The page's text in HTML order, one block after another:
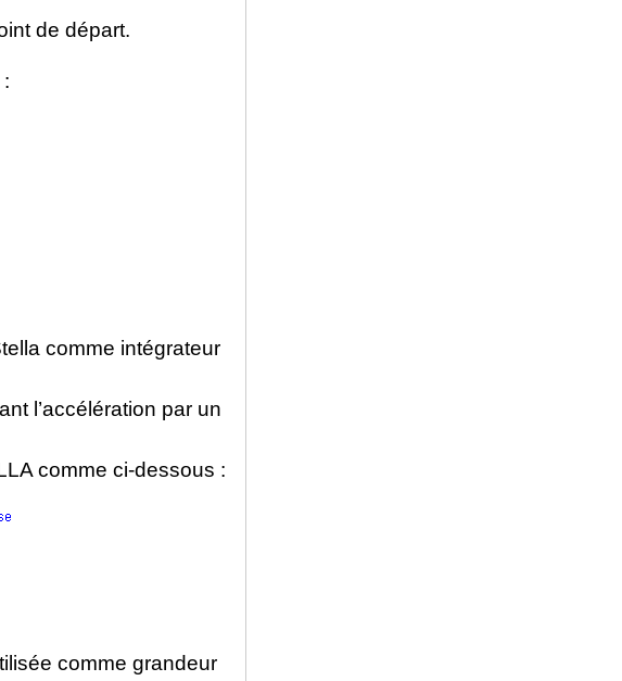
de départ.
comme intégrateur
l’accélération par un
comme ci-dessous :
comme grandeur